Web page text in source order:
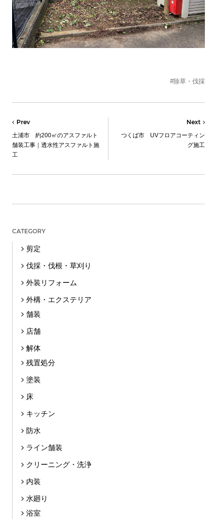
#除草・伐採
Prev
土浦市 約200㎡のアスファルト
舗装工事｜透水性アスファルト施
工
Next
つくば市 UVフロアコーティン
グ施工
CATEGORY
剪定
伐採・伐根・草刈り
外装リフォーム
外構・エクステリア
舗装
店舗
解体
残置処分
塗装
床
キッチン
防水
ライン舗装
クリーニング・洗浄
内装
水廻り
浴室